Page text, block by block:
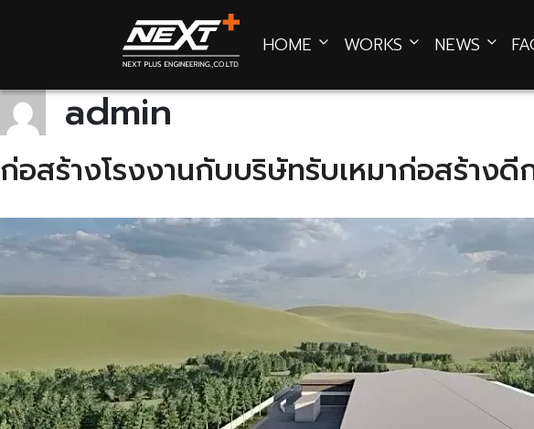
HOME WORKS NEWS
admin
ก่อสร้างโรงงานกับบริษัทรับเหมาก่อสร้างดี